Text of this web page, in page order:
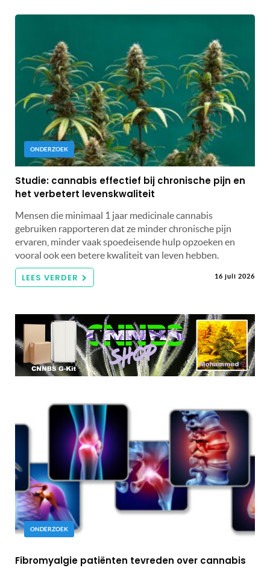
ONDERZOEK
Studie: cannabis effectief bij chronische pijn en
het verbetert levenskwaliteit
Mensen die minimaal 1 jaar medicinale cannabis
gebruiken rapporteren dat ze minder chronische pijn
ervaren, minder vaak spoedeisende hulp opzoeken en
vooral ook een betere kwaliteit van leven hebben.
LEES VERDER 16 juli 2026
ONDERZOEK
Fibromyalgie patiënten tevreden over cannabis